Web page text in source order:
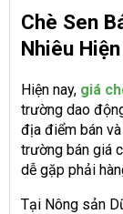
Chè Sen
Nhiêu
Hiện nay, giá
trường dao
địa điểm bán
trường bán giá
dễ gặp phải
Tại Nông sản